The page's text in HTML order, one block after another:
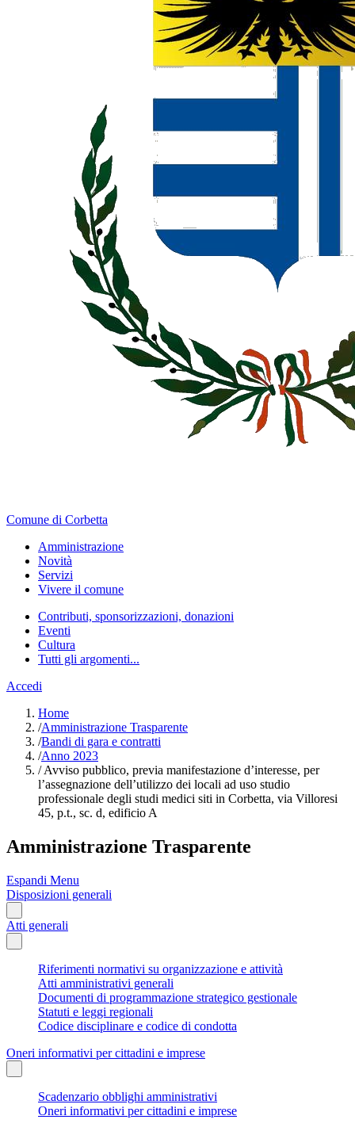
Comune di Corbetta
Amministrazione
Novità
Servizi
Vivere il comune
Contributi, sponsorizzazioni, donazioni
Eventi
Cultura
Tutti gli argomenti...
Accedi
Home
/Amministrazione Trasparente
/Bandi di gara e contratti
/Anno 2023
/Avviso pubblico, previa manifestazione d’interesse, per
l’assegnazione dell’utilizzo dei locali ad uso studio
professionale degli studi medici siti in Corbetta, via Villoresi
45, p.t., sc. d, edificio A
Amministrazione Trasparente
Espandi Menu
Disposizioni generali
Atti generali
Riferimenti normativi su organizzazione e attività
Atti amministrativi generali
Documenti di programmazione strategico gestionale
Statuti e leggi regionali
Codice disciplinare e codice di condotta
Oneri informativi per cittadini e imprese
Scadenzario obblighi amministrativi
Oneri informativi per cittadini e imprese